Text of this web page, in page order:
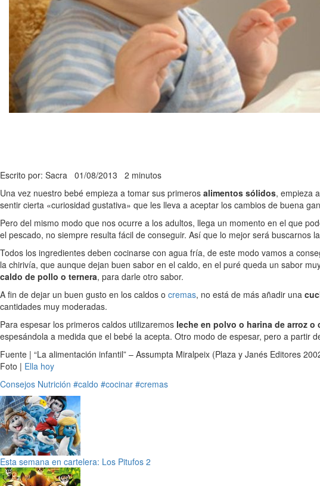
Escrito por: Sacra 01/08/2013 2 minutos
Una vez nuestro bebé empieza a tomar sus primeros alimentos sólidos, empieza
sentir cierta «curiosidad gustativa» que les lleva a aceptar los cambios de buena
Pero del mismo modo que nos ocurre a los adultos, llega un momento en el que
el pescado, no siempre resulta fácil de conseguir. Así que lo mejor será buscarnos
Todos los ingredientes deben cocinarse con agua fría, de este modo vamos a
la chirivía, que aunque dejan buen sabor en el caldo, en el puré queda un sabor
caldo de pollo o ternera, para darle otro sabor.
A fin de dejar un buen gusto en los caldos o cremas, no está de más añadir una
cantidades muy moderadas.
Para espesar los primeros caldos utilizaremos leche en polvo o harina de arroz o
espesándola a medida que el bebé la acepta. Otro modo de espesar, pero a partir
Fuente | “La alimentación infantil” – Assumpta Miralpeix (Plaza y Janés Editores
Foto | Ella hoy
Consejos Nutrición #caldo #cocinar #cremas
Esta semana en cartelera: Los Pitufos 2